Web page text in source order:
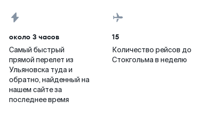
около 3 часов
Самый быстрый
прямой перелет из
Ульяновска туда и
обратно, найденный на
нашем сайте за
последнее время
15
Количество рейсов до
Стокгольма в неделю